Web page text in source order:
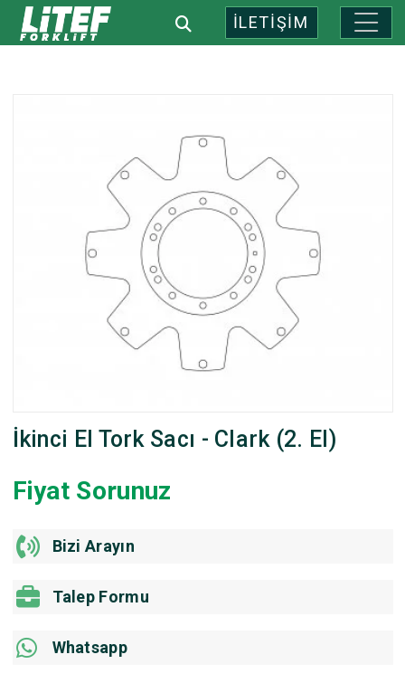
İLETİŞİM
İkinci El Tork Sacı - Clark (2. El)
Fiyat Sorunuz
Bizi Arayın
Talep Formu
Whatsapp